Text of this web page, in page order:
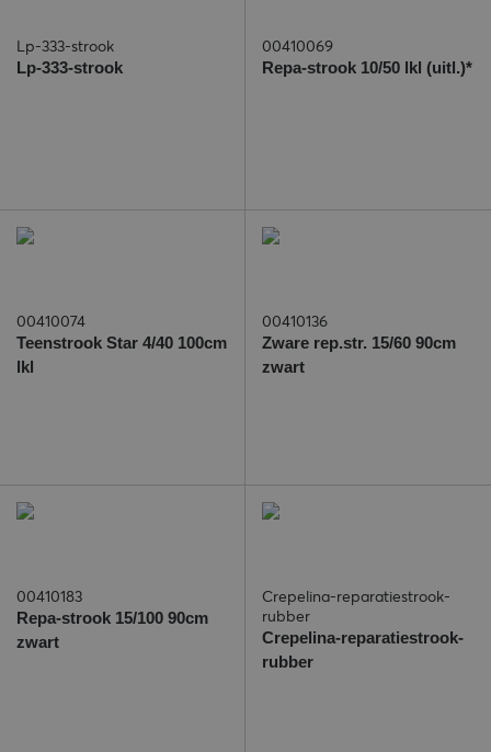
Lp-333-strook
Lp-333-strook
00410069
Repa-strook 10/50 lkl (uitl.)*
00410074
Teenstrook Star 4/40 100cm
lkl
00410136
Zware rep.str. 15/60 90cm
zwart
00410183
Repa-strook 15/100 90cm
zwart
Crepelina-reparatiestrook-
rubber
Crepelina-reparatiestrook-
rubber